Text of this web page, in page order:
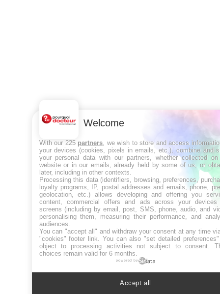
Welcome
With our 225 partners , we wish to store and access
your devices (cookies, pixels in emails, etc.), combine and
your personal data with our partners, whether collected
website or in our emails, already held by some of us, or
later, including in other contexts.
Processing this data (identifiers, browsing, preferences,
loyalty programs, IP, postal addresses and emails, phone,
geolocation, etc.) allows developing and offering you
content, commercial offers and ads across your devices
screens (including by email, post, SMS, phone, audio, and
personalising them, measuring their performance, and
audiences.
You can "accept all" and withdraw your consent at any time
"cookies" footer link . You can also "set detailed
object to processing activities not subject to consent.
choices remain valid for 6 months.
powered by
Accept all